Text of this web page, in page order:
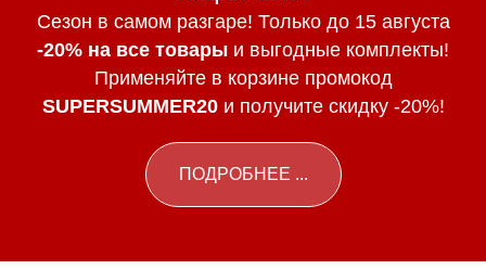
Сезон в самом разгаре! Только до 15 августа
-20% на все товары и выгодные комплекты!
Применяйте в корзине промокод
SUPERSUMMER20и получите скидку -20%!
ПОДРОБНЕЕ ...